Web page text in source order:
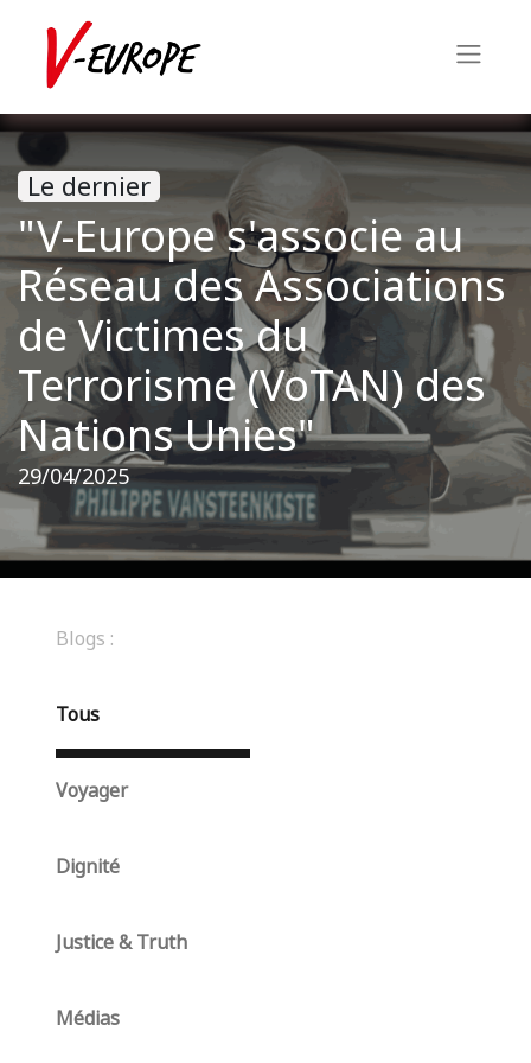
Le dernier
"V-Europe s'associe au
Réseau des Associations
de Victimes du
Terrorisme (VoTAN) des
Nations Unies"
29/04/2025
Blogs :
Tous
Voyager
Dignité
Justice & Truth
Médias